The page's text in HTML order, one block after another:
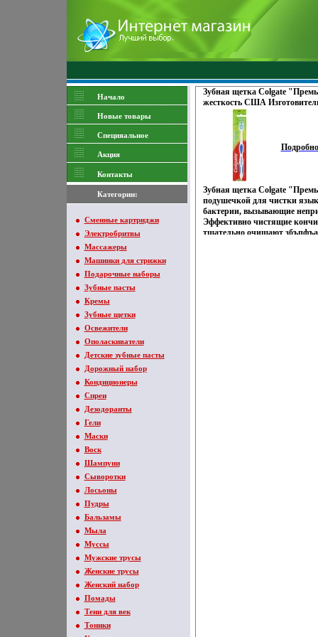
Начало
Новые товары
Специяальное
Акция
Контакты
Категории:
Сменные картриджи
Электробритвы
Массажеры
Машинки для стрижки
Подарочные наборы
Зубные пасты
Кремы
Зубные щетки
Освежители
Ополаскиватели
Детские зубные пасты
Дорожный набор
Кондиционеры
Спреи
Дезодоранты
Гели
Маски
Воск
Шампуни
Сыворотки
Лосьоны
Пудры
Бальзамы
Мыла
Муссы
Мужские трусы
Женские трусы
Женский набор
Помады
Тени для век
Тоники
Зубная щетка Colgate
жесткость США
сертифицирован инфо 1701o.
Подробно
Зубная щетка Colgate
подушечкой для чистки
бактерии, вызывающие
Эффективно чистящие
тщательно очищают